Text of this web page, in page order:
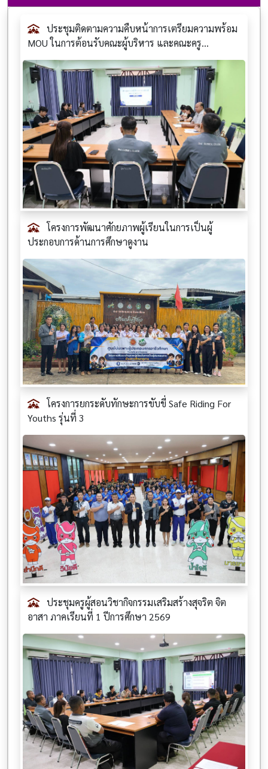
ประชุมติดตามความคืบหน้าการเตรียมความพร้อม
MOU ในการต้อนรับคณะผู้บริหาร และคณะครู...
โครงการพัฒนาศักยภาพผู้เรียนในการเป็นผู้
ประกอบการด้านการศึกษาดูงาน
โครงการยกระดับทักษะการขับขี่ Safe Riding For
Youths รุ่นที่ 3
ประชุมครูผู้สอนวิชากิจกรรมเสริมสร้างสุจริต จิต
อาสา ภาคเรียนที่ 1 ปีการศึกษา 2569